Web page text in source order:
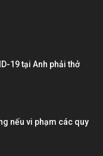
19 tại Anh phải thở
nếu vi phạm các quy